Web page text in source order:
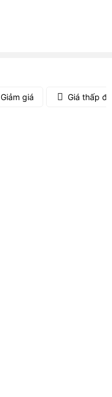
Giảm giá Giá thấp